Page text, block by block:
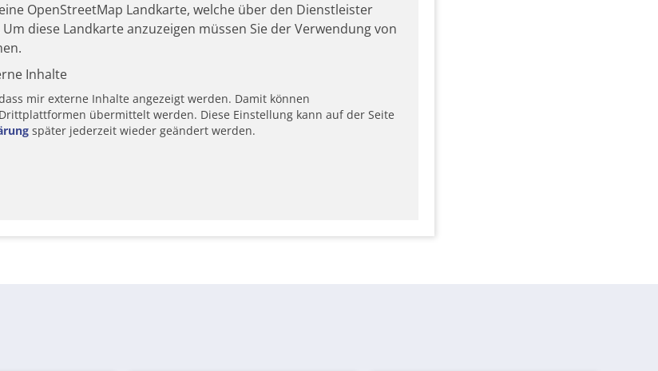
OpenStreetMap Landkarte, welche über den Dienstleister
diese Landkarte anzuzeigen müssen Sie der Verwendung von
Inhalte
mir externe Inhalte angezeigt werden. Damit können
übermittelt werden. Diese Einstellung kann auf der Seite
später jederzeit wieder geändert werden.